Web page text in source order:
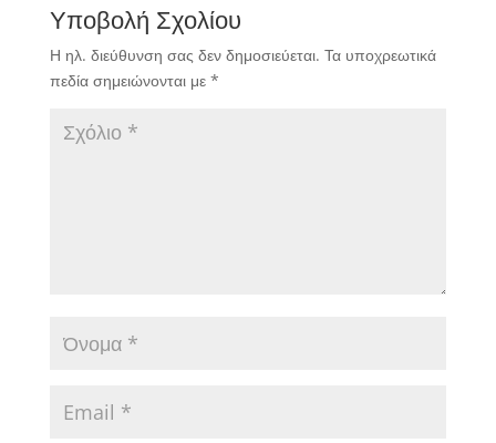
Υποβολή Σχολίου
Η ηλ. διεύθυνση σας δεν δημοσιεύεται. Τα υποχρεωτικά
πεδία σημειώνονται με *